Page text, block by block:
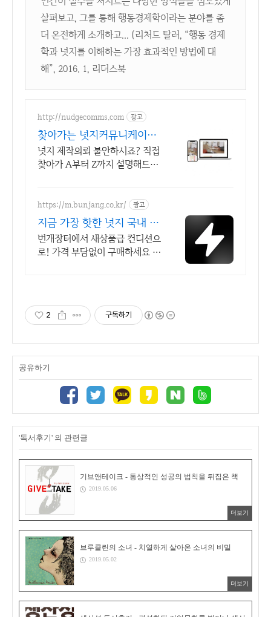
살펴보고, 그를 통해 행동경제학이라는 분야를 좀
더 온전하게 소개하고... (리처드 탈러, “행동 경제
학과 넛지를 이해하는 가장 효과적인 방법에 대
해”, 2016. 1, 리더스북
http://nudgecomms.com 광고
찾아가는 넛지커뮤니케이션
즈
넛지 제작의뢰 불안하시죠? 직접
찾아가 A부터 Z까지 설명해드립
https://m.bunjang.co.kr/ 광고
지금 가장 핫한 넛지 국내 최
대 브랜드 중고거래
번개장터에서 새상품급 컨디션으
로! 가격 부담없이 구매하세요 전
2 구독하기
공유하기
'독서후기' 의 관련글
기브앤테이크 - 통상적인 성공의 법칙을 뒤집은 책
2019.05.06
더보기
브루클린의 소녀 - 치열하게 살아온 소녀의 비밀
2019.05.02
더보기